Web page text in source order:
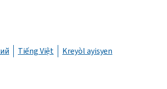
Tiếng Việt Kreyòl ayisyen